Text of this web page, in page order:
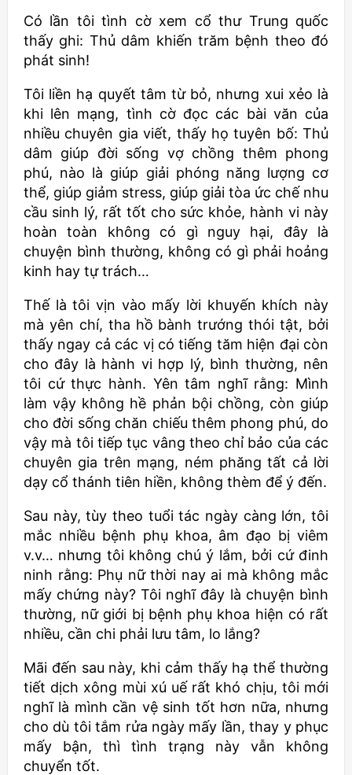
Có lần tôi tình cờ xem cổ thư Trung quốc
thấy ghi: Thủ dâm khiến trăm bệnh theo đó
phát sinh!
Tôi liền hạ quyết tâm từ bỏ, nhưng xui xẻo là
khi lên mạng, tình cờ đọc các bài văn của
nhiều chuyên gia viết, thấy họ tuyên bố: Thủ
dâm giúp đời sống vợ chồng thêm phong
phú, nào là giúp giải phóng năng lượng cơ
thể, giúp giảm stress, giúp giải tòa ức chế nhu
cầu sinh lý, rất tốt cho sức khỏe, hành vi này
hoàn toàn không có gì nguy hại, đây là
chuyện bình thường, không có gì phải hoảng
kinh hay tự trách…
Thế là tôi vịn vào mấy lời khuyến khích này
mà yên chí, tha hồ bành trướng thói tật, bởi
thấy ngay cả các vị có tiếng tăm hiện đại còn
cho đây là hành vi hợp lý, bình thường, nên
tôi cứ thực hành. Yên tâm nghĩ rằng: Mình
làm vậy không hề phản bội chồng, còn giúp
cho đời sống chăn chiếu thêm phong phú, do
vậy mà tôi tiếp tục vâng theo chỉ bảo của các
chuyên gia trên mạng, ném phăng tất cả lời
dạy cổ thánh tiên hiền, không thèm để ý đến.
Sau này, tùy theo tuổi tác ngày càng lớn, tôi
mắc nhiều bệnh phụ khoa, âm đạo bị viêm
v.v… nhưng tôi không chú ý lắm, bởi cứ đinh
ninh rằng: Phụ nữ thời nay ai mà không mắc
mấy chứng này? Tôi nghĩ đây là chuyện bình
thường, nữ giới bị bệnh phụ khoa hiện có rất
nhiều, cần chi phải lưu tâm, lo lắng?
Mãi đến sau này, khi cảm thấy hạ thể thường
tiết dịch xông mùi xú uế rất khó chịu, tôi mới
nghĩ là mình cần vệ sinh tốt hơn nữa, nhưng
cho dù tôi tắm rửa ngày mấy lần, thay y phục
mấy bận, thì tình trạng này vẫn không
chuyển tốt.